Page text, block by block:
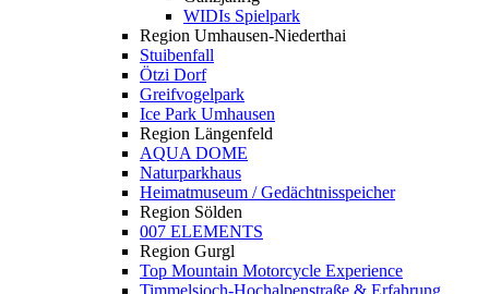
WIDIs Spielpark
Region Umhausen-Niederthai
Stuibenfall
Ötzi Dorf
Greifvogelpark
Ice Park Umhausen
Region Längenfeld
AQUA DOME
Naturparkhaus
Heimatmuseum / Gedächtnisspeicher
Region Sölden
007 ELEMENTS
Region Gurgl
Top Mountain Motorcycle Experience
Timmelsjoch-Hochalpenstraße & Erfahrung